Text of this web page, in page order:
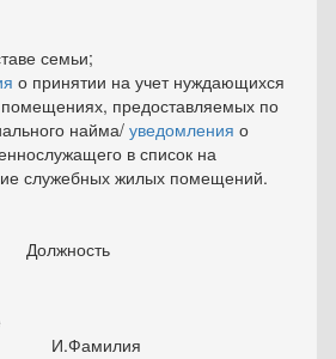
семьи;
о принятии на учет нуждающихся
предоставляемых по
найма/ уведомления о
в список на
служебных жилых помещений.
Должность
И.Фамилия